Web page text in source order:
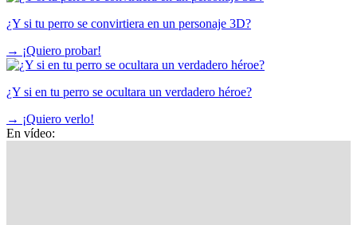
¿Y si tu perro se convirtiera en un personaje 3D?
→ ¡Quiero probar!
¿Y si en tu perro se ocultara un verdadero héroe?
→ ¡Quiero verlo!
En vídeo: